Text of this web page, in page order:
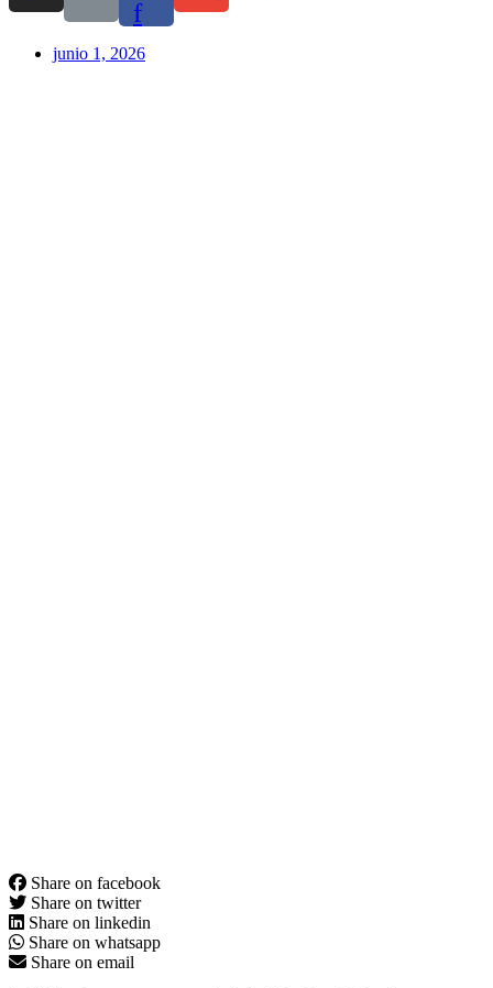
f
junio 1, 2026
Share on facebook
Share on twitter
Share on linkedin
Share on whatsapp
Share on email